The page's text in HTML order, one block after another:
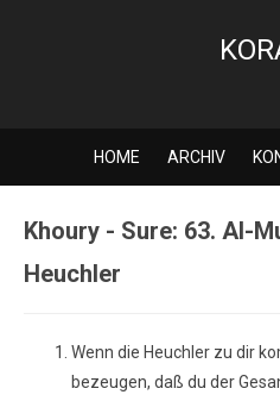
HOME ARCHIV
Khoury - Sure: 63. Al-
Heuchler
Wenn die Heuchler zu dir
bezeugen, daß du der